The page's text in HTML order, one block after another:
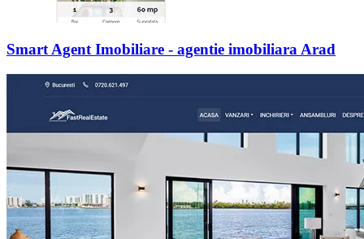
Smart Agent Imobiliare - agentie imobiliara Arad